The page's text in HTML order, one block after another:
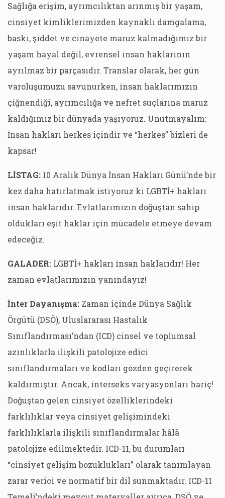
Sağlığa erişim, ayrımcılıktan arınmış bir yaşam,
cinsiyet kimliklerimizden kaynaklı damgalama,
baskı, şiddet ve cinayete maruz kalmadığımız bir
yaşam hayal değil, evrensel insan haklarının
ayrılmaz bir parçasıdır. Translar olarak, her gün
varoluşumuzu savunurken, insan haklarımızın
çiğnendiği, ayrımcılığa ve nefret suçlarına maruz
kaldığımız bir dünyada yaşıyoruz. Unutmayalım:
İnsan hakları herkes içindir ve “herkes” bizleri de
kapsar!
LİSTAG: 10 Aralık Dünya İnsan Hakları Günü’nde bir
kez daha hatırlatmak istiyoruz ki LGBTİ+ hakları
insan haklarıdır. Evlatlarımızın doğuştan sahip
oldukları eşit haklar için mücadele etmeye devam
edeceğiz.
GALADER: LGBTİ+ hakları insan haklarıdır! Her
zaman evlatlarımızın yanındayız!
İnter Dayanışma: Zaman içinde Dünya Sağlık
Örgütü (DSÖ), Uluslararası Hastalık
Sınıflandırması’ndan (ICD) cinsel ve toplumsal
azınlıklarla ilişkili patolojize edici
sınıflandırmaları ve kodları gözden geçirerek
kaldırmıştır. Ancak, interseks varyasyonları hariç!
Doğuştan gelen cinsiyet özelliklerindeki
farklılıklar veya cinsiyet gelişimindeki
farklılıklarla ilişkili sınıflandırmalar hâlâ
patolojize edilmektedir. ICD-11, bu durumları
“cinsiyet gelişim bozuklukları” olarak tanımlayan
zarar verici ve normatif bir dil sunmaktadır. ICD-11